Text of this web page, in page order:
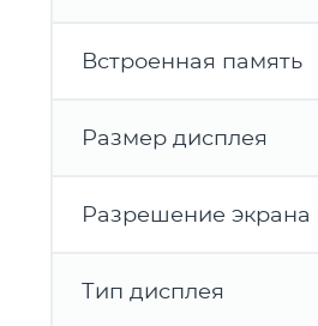
Встроенная память
Размер дисплея
Разрешение экрана
Тип дисплея